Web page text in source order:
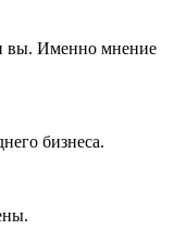
вы. Именно мнение
бизнеса.